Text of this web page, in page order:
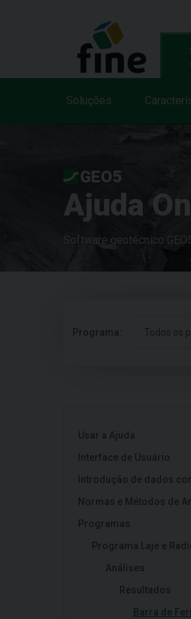
Soluções
GEO5
Ajuda
Software geotécnico
Programa: Todos os
Usar a Ajuda
Interface de Usuário
Introdução de dados
Normas e Métodos de
Programas
Programa Laje e
Análises
Resultados
Barra de